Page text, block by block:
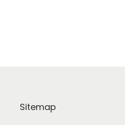
Sitemap